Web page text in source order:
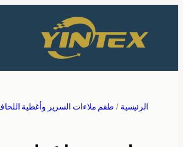
المحتوى
الرئيسية / طقم ملاءات السرير وأغطية